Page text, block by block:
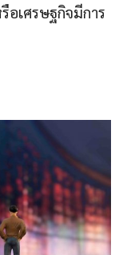
อเศรษฐกิจมีการ